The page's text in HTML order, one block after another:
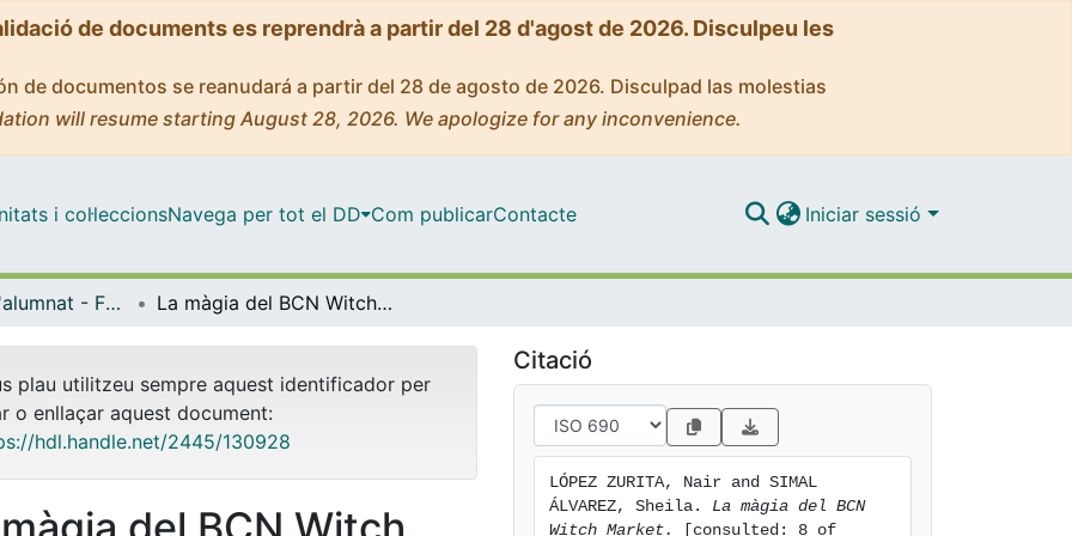
de documents es reprendrà a partir del 28 d'agost de 2026. Disculpeu les
de documentos se reanudará a partir del 28 de agosto de 2026. Disculpad las molestias
will resume starting August 28, 2026. We apologize for any inconvenience.
i col·leccionsNavega per tot el DD Com publicarContacte Iniciar sessió
Treballs de l'alumnat - Facultat d'Informació i Mitjans Audiovisuals - Grau de Comunicació Audiovisual La màgia del BCN Witch Market
plau utilitzeu sempre aquest identificador per
o enllaçar aquest document:
hdl.handle.net/2445/130928
Citació
LÓPEZ ZURITA, Nair and SIMAL
ÁLVAREZ, Sheila. La màgia del BCN
Witch Market.
[consulted: 8 of